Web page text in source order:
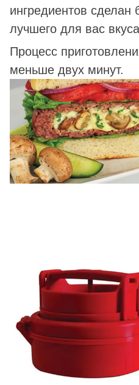
ингредиентов сделан
лучшего для вас
Процесс
меньше двух минут.